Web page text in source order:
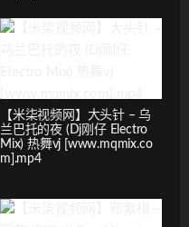
【米柒视频网】大头针 – 乌
兰巴托的夜 (Dj刚仔 Electro
Mix) 热舞vj [www.mqmix.co
m].mp4